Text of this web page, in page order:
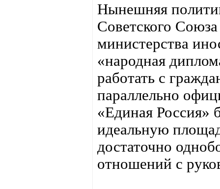
Нынешняя
Советского
министерства
«народная
работать с
параллельно
«Единая Россия»
идеальную
достаточно
отношений с